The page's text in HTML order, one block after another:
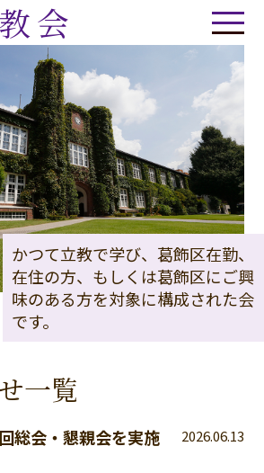
会
かつて立教で学び、葛飾区在勤、
在住の方、もしくは葛飾区にご興
味のある方を対象に構成された会
です。
一覧
総会・懇親会を実施 2026.06.13